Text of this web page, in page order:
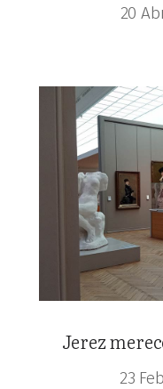
20
Jerez
23